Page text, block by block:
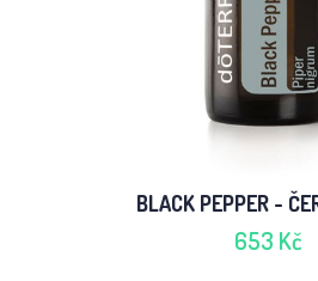
BLACK PEPPER -
653 Kč